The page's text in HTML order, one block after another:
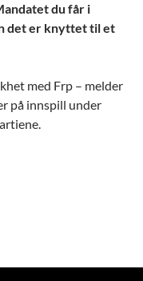
du får i
det er knyttet til et
med Frp – melder
på innspill under